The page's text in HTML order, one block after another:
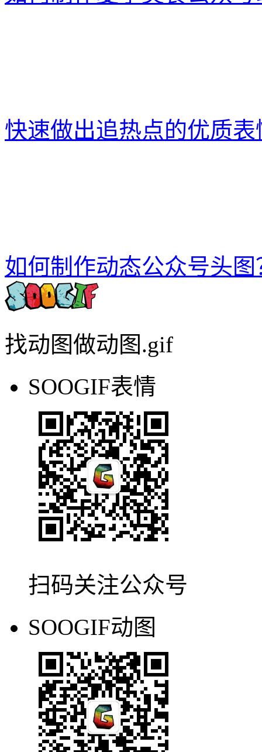
快速做出追热点的优质表
如何制作动态公众号头图
找动图做动图.gif
SOOGIF表情
扫码关注公众号
SOOGIF动图